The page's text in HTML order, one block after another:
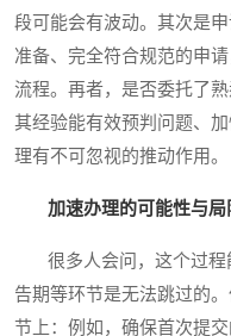
段可能会有波动。其次是
准备、完全符合规范的申
流程。再者，是否委托了
其经验能有效预判问题、
理有不可忽视的推动作用。
加速办理的可能性与局
很多人会问，这个过程
告期等环节是无法跳过的
节上：例如，确保首次提